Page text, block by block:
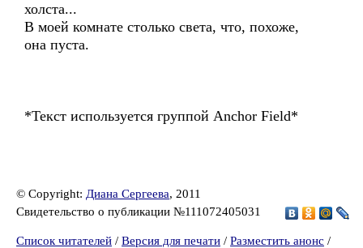
холста...
В моей комнате столько света, что, похоже,
она пуста.
*Текст используется группой Anchor Field*
© Copyright: Диана Сергеева, 2011
Свидетельство о публикации №111072405031
Список читателей / Версия для печати / Разместить анонс /